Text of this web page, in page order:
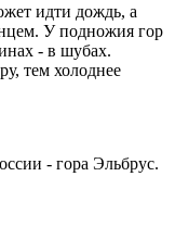
идти дождь, а
У подножия гор
- в шубах.
тем холоднее
- гора Эльбрус.